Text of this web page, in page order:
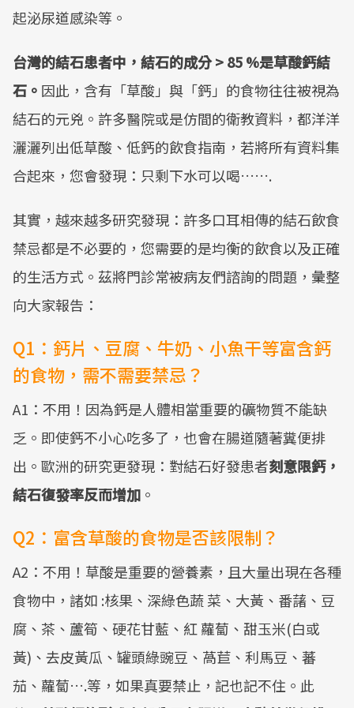
起泌尿道感染等。
台灣的結石患者中，結石的成分 > 85 %是草酸鈣結
石。 因此，含有「草酸」與「鈣」的食物往往被視為
結石的元兇。許多醫院或是仿間的衛教資料，都洋洋
灑灑列出低草酸、低鈣的飲食指南，若將所有資料集
合起來，您會發現：只剩下水可以喝…….
其實，越來越多研究發現：許多口耳相傳的結石飲食
禁忌都是不必要的，您需要的是均衡的飲食以及正確
的生活方式。茲將門診常被病友們諮詢的問題，彙整
向大家報告：
Q1：鈣片、豆腐、牛奶、小魚干等富含鈣
的食物，需不需要禁忌？
A1：不用！因為鈣是人體相當重要的礦物質不能缺
乏。即使鈣不小心吃多了，也會在腸道隨著糞便排
出。歐洲的研究更發現：對結石好發患者刻意限鈣，
結石復發率反而增加 。
Q2：富含草酸的食物是否該限制？
A2：不用！草酸是重要的營養素，且大量出現在各種
食物中，諸如 :核果、深綠色蔬 菜、大黃、番藷、豆
腐、茶、蘆筍、硬花甘藍、紅 蘿蔔、甜玉米(白或
黃)、去皮黃瓜、罐頭綠豌豆、萵苣、利馬豆、蕃
茄、蘿蔔….等，如果真要禁止，記也記不住。此